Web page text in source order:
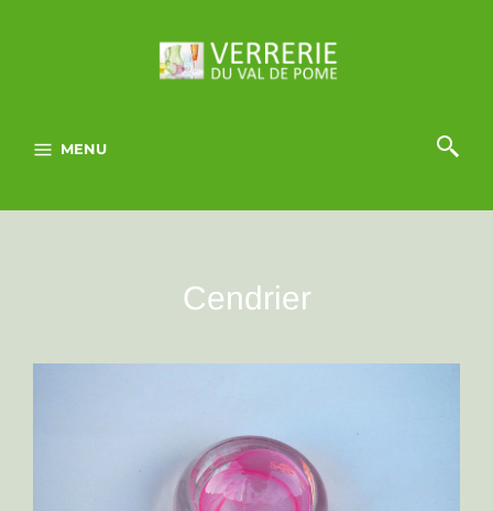
MENU
Cendrier